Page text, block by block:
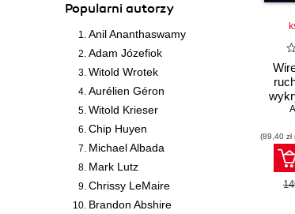
Popularni autorzy
Anil Ananthaswamy
Adam Józefiok
Witold Wrotek
Aurélien Géron
Witold Krieser
Chip Huyen
Michael Albada
Mark Lutz
Chrissy LeMaire
Brandon Abshire
(89,40